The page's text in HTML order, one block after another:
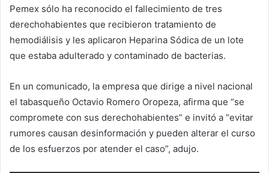
Pemex sólo ha reconocido el fallecimiento de tres
derechohabientes que recibieron tratamiento de
hemodiálisis y les aplicaron Heparina Sódica de un lote
que estaba adulterado y contaminado de bacterias.
En un comunicado, la empresa que dirige a nivel nacional
el tabasqueño Octavio Romero Oropeza, afirma que “se
compromete con sus derechohabientes” e invitó a “evitar
rumores causan desinformación y pueden alterar el curso
de los esfuerzos por atender el caso”, adujo.